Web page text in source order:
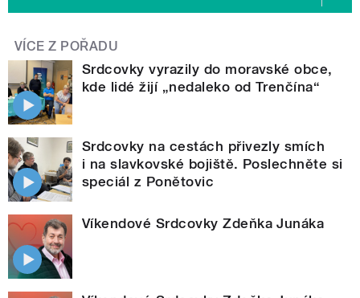
VÍCE Z POŘADU
Srdcovky vyrazily do moravské obce,
kde lidé žijí „nedaleko od Trenčína“
Srdcovky na cestách přivezly smích
i na slavkovské bojiště. Poslechněte si
speciál z Ponětovic
Víkendové Srdcovky Zdeňka Junáka